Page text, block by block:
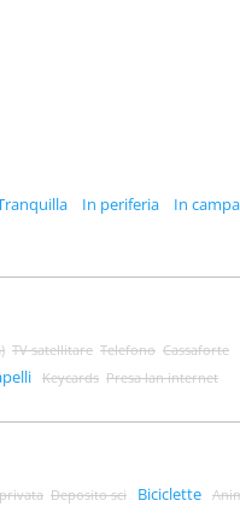
In periferia In
TV satellitare Telefono Cassaforte
Keycards Presa lan internet
Deposito sci Biciclette